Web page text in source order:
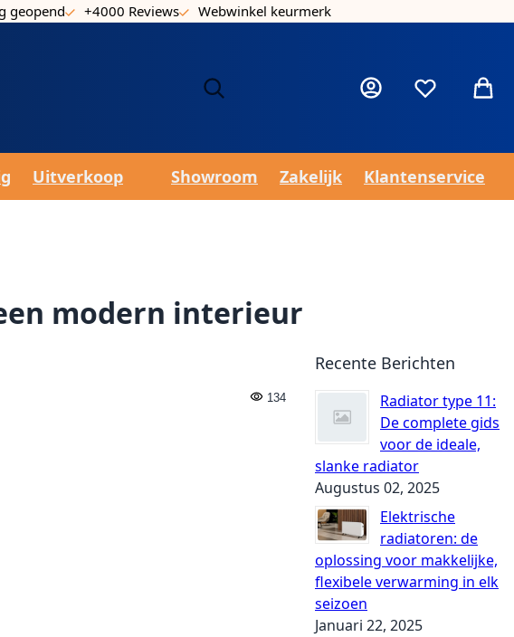
geopend +4000 Reviews Webwinkel keurmerk
Mijn accountVerlanglijst
Uitverkoop Showroom Zakelijk Klantenservice
modern interieur
134
Recente Berichten
Radiator type 11:
De complete gids
voor de ideale,
slanke radiator
Augustus 02, 2025
Elektrische
radiatoren: de
oplossing voor makkelijke,
flexibele verwarming in elk
seizoen
Januari 22, 2025